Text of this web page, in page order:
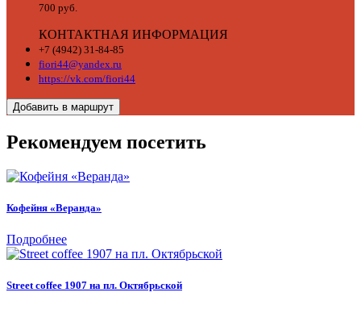
700 руб.
КОНТАКТНАЯ ИНФОРМАЦИЯ
+7 (4942) 31-84-85
fiori44@yandex.ru
https://vk.com/fiori44
Добавить в маршрут
Рекомендуем посетить
Кофейня «Веранда»
Подробнее
Street coffee 1907 на пл. Октябрьской